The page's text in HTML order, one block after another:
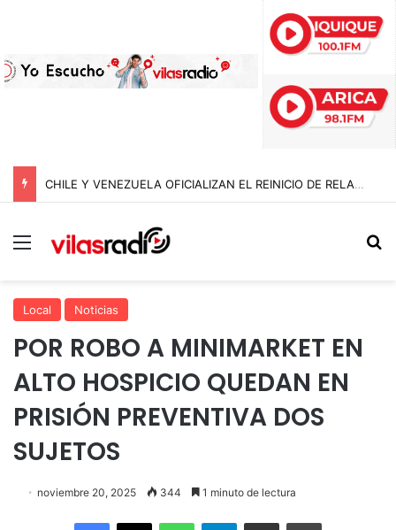
CHILE Y VENEZUELA OFICIALIZAN EL REINICIO DE RELACIONES CONSULARES Y AVANZAN HACIA LA NORMALIZACIÓN DE VÍNCULOS BILATERALES
Menú
Local Noticias
POR ROBO A MINIMARKET EN
ALTO HOSPICIO QUEDAN EN
PRISIÓN PREVENTIVA DOS
SUJETOS
noviembre 20, 2025 344 1 minuto de lectura
Facebook
X WhatsAppTelegramEnviar vía email Imprimir